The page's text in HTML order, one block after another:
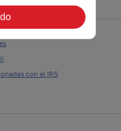
con el IRS